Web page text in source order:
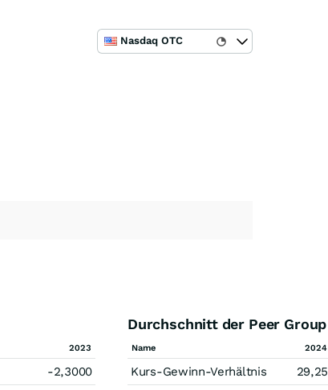
Nasdaq OTC
2023
-2,3000
Durchschnitt der Peer Group
Name 2024
Kurs-Gewinn-Verhältnis 29,25